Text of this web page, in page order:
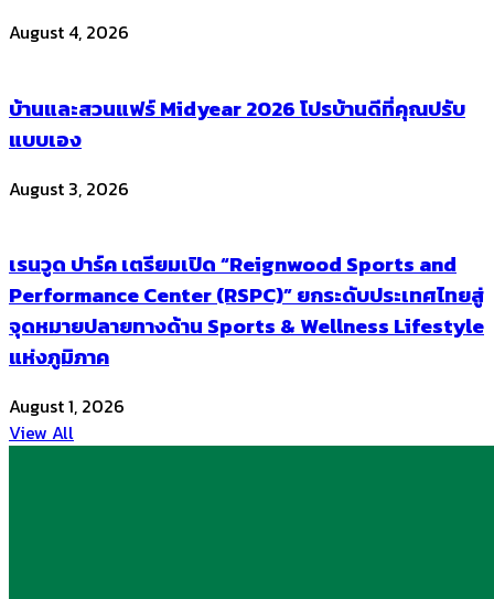
August 4, 2026
บ้านและสวนแฟร์ Midyear 2026 โปรบ้านดีที่คุณปรับ
แบบเอง
August 3, 2026
เรนวูด ปาร์ค เตรียมเปิด “Reignwood Sports and
Performance Center (RSPC)” ยกระดับประเทศไทยสู่
จุดหมายปลายทางด้าน Sports & Wellness Lifestyle
แห่งภูมิภาค
August 1, 2026
View All